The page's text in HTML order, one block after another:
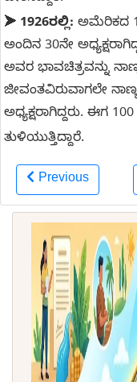
➤ 1926ರಲ್ಲಿ: ಅಮೆರಿಕದ
ಅಂದಿನ 30ನೇ
ಅವರ ಭಾವಚಿತ್ರವನ್ನು
ಜೀವಂತವಿರುವಾಗಲೇ
ಅಧ್ಯಕ್ಷರಾಗಿದ್ದರು. ಈಗ
ತುಳಿಯುತ್ತಿದ್ದಾರೆ.
Previous